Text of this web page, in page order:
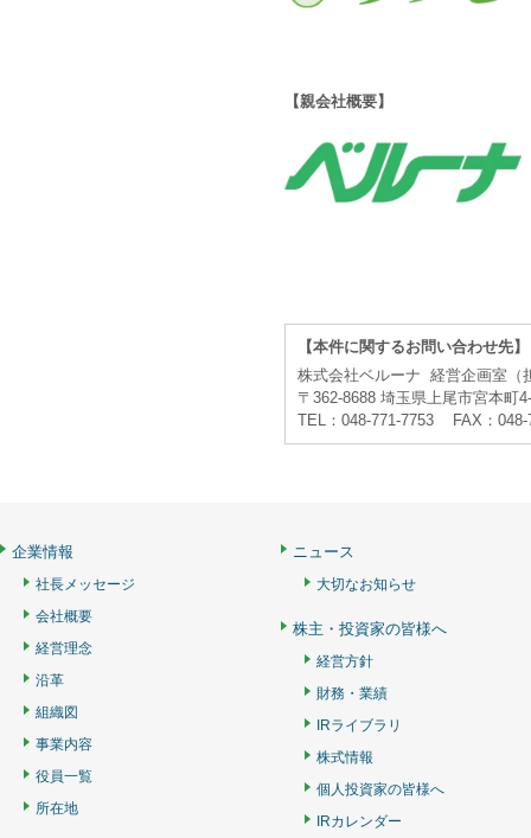
【親会社概要】
【本件に関するお問い合わせ先】
株式会社ベルーナ 経営企画室（
〒362-8688 埼玉県上尾市宮本町
TEL：048-771-7753 FAX：
企業情報
社長メッセージ
会社概要
経営理念
沿革
組織図
事業内容
役員一覧
所在地
ニュース
大切なお知らせ
株主・投資家の皆様へ
経営方針
財務・業績
IRライブラリ
株式情報
個人投資家の皆様へ
IRカレンダー